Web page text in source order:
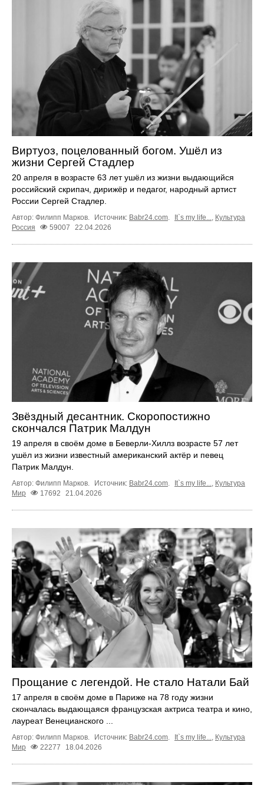
Виртуоз, поцелованный богом. Ушёл из
жизни Сергей Стадлер
20 апреля в возрасте 63 лет ушёл из жизни выдающийся
российский скрипач, дирижёр и педагог, народный артист
России Сергей Стадлер.
Автор: Филипп Марков. Источник: Babr24.com. It`s my life..., Культура
Россия
59007 22.04.2026
Звёздный десантник. Скоропостижно
скончался Патрик Малдун
19 апреля в своём доме в Беверли-Хиллз возрасте 57 лет
ушёл из жизни известный американский актёр и певец
Патрик Малдун.
Автор: Филипп Марков. Источник: Babr24.com. It`s my life..., Культура
Мир
17692 21.04.2026
Прощание с легендой. Не стало Натали Бай
17 апреля в своём доме в Париже на 78 году жизни
скончалась выдающаяся французская актриса театра и кино,
лауреат Венецианского ...
Автор: Филипп Марков. Источник: Babr24.com It`s my life...
Культура
Мир
22277 18.04.2026